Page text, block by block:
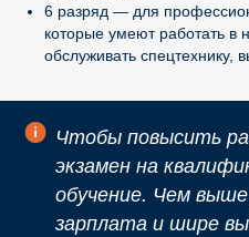
6 разряд — для
которые умеют работать в
обслуживать спецтехнику,
Чтобы повысить
экзамен на
обучение. Чем
зарплата и шире